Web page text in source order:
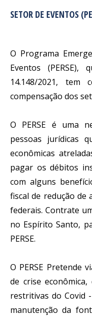
SETOR DE EVENTOS
O Programa
Eventos
14.148/2021, tem
compensação dos
O PERSE é uma
pessoas jurídicas
econômicas
pagar os débitos
com alguns
fiscal de redução
federais. Contrate
no Espírito Santo,
PERSE.
O PERSE Pretende
de crise
restritivas do Covid
manutenção da